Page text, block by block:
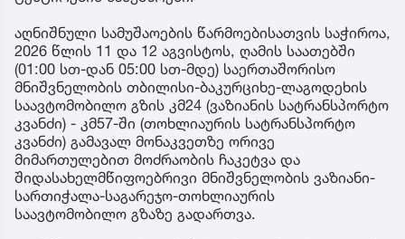
აღნიშნული სამუშაოების წარმოებისათვის საჭიროა,
2026 წლის 11 და 12 აგვისტოს, ღამის საათებში
(01:00 სთ-დან 05:00 სთ-მდე) საერთაშორისო
მნიშვნელობის თბილისი-ბაკურციხე-ლაგოდეხის
საავტომობილო გზის კმ24 (ვაზიანის სატრანსპორტო
კვანძი) - კმ57-ში (თოხლიაურის სატრანსპორტო
კვანძი) გამავალ მონაკვეთზე ორივე
მიმართულებით მოძრაობის ჩაკეტვა და
შიდასახელმწიფოებრივი მნიშვნელობის ვაზიანი-
სართიჭალა-საგარეჯო-თოხლიაურის
საავტომობილო გზაზე გადართვა.